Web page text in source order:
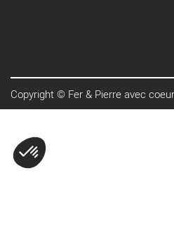
Copyright © Fer & Pierre avec